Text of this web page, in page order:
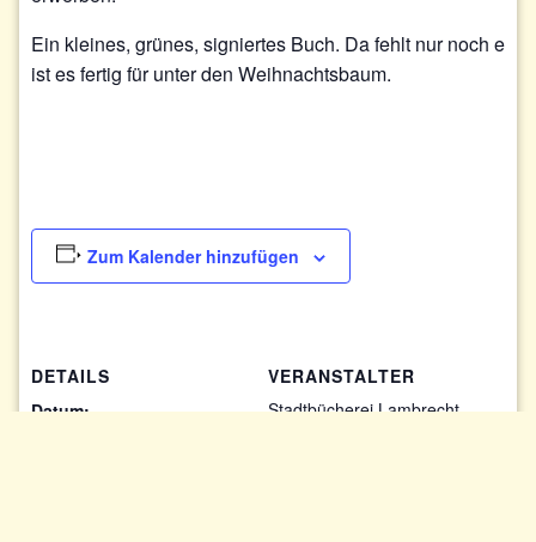
Ein kleines, grünes, signiertes Buch. Da fehlt nur noch
ist es fertig für unter den Weihnachtsbaum.
Zum Kalender hinzufügen
DETAILS
Datum:
VERANSTALTER
Stadtbücherei Lambrecht